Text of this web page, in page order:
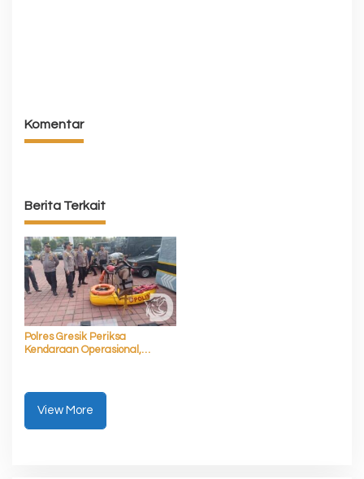
Komentar
Berita Terkait
Polres Gresik Periksa
Kendaraan Operasional,
View More